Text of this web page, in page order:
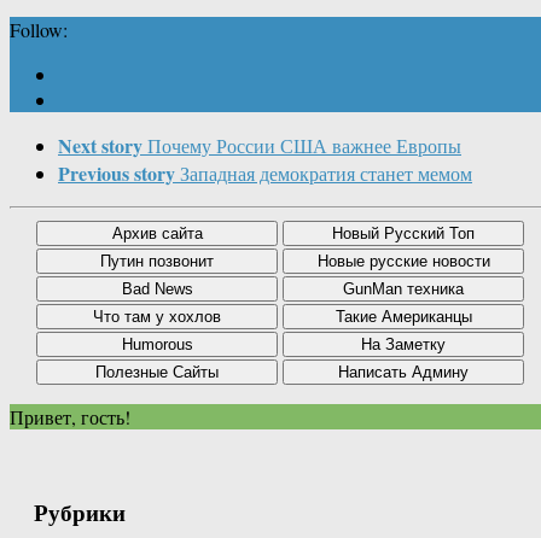
Follow:
Next storyПочему России США важнее Европы
Previous storyЗападная демократия станет мемом
Привет, гость!
Рубрики